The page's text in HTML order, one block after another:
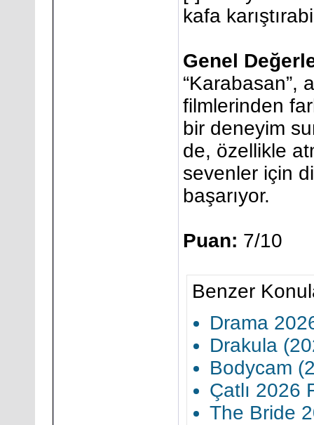
kafa
Genel
“Karabasan”,
filmlerinden
bir deneyim
de, özellikle
sevenler için
başarıyor.
Puan: 7/10
Benzer
Drama
Drakula
Bodycam
Çatlı 2026
The Bride